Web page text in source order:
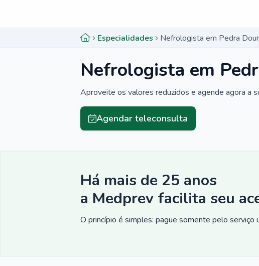
Especialidades Nefrologista em Pedra
Nefrologista em
Aproveite os valores reduzidos e agende agora a
Agendar teleconsulta
Há mais de 25 anos
a Medprev facilita seu
O princípio é simples: pague somente pelo serviço